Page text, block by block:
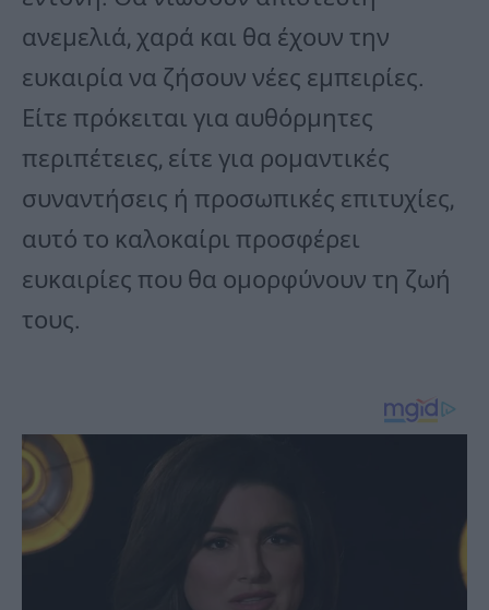
ανεμελιά, χαρά και θα έχουν την
ευκαιρία να ζήσουν νέες εμπειρίες.
Είτε πρόκειται για αυθόρμητες
περιπέτειες, είτε για ρομαντικές
συναντήσεις ή προσωπικές επιτυχίες,
αυτό το καλοκαίρι προσφέρει
ευκαιρίες που θα ομορφύνουν τη ζωή
τους.